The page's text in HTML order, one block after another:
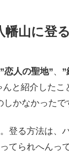
幡山に
”恋人の聖地”、
んと紹介したこ
しかなかった
登る方法は、
てられへんっ